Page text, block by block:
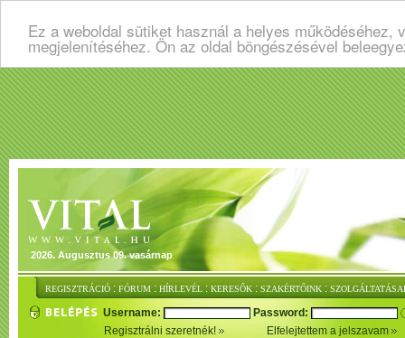
Ez a weboldal sütiket használ a helyes
megjelenítéséhez. Ön az oldal böngészésével
2026. Augusztus 09. vasárnap
REGISZTRÁCIÓ : FÓRUM : HÍRLEVÉL : KERESŐK : SZAKÉRTŐINK :
Username:
Password:
Regisztrálni szeretnék!
Elfelejtettem a jelszavam